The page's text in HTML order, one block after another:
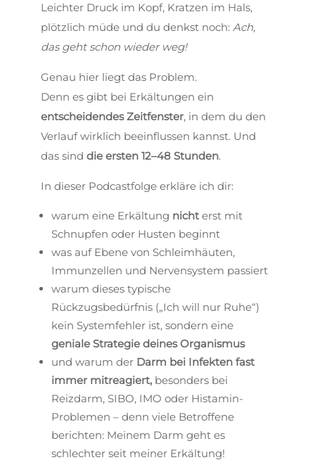
Leichter Druck im Kopf, Kratzen im Hals,
plötzlich müde und du denkst noch:Ach,
das geht schon wieder weg!
Genau hier liegt das Problem.
Denn es gibt bei Erkältungen ein
entscheidendes Zeitfenster, in dem du den
Verlauf wirklich beeinflussen kannst. Und
das sinddie ersten 12–48 Stunden.
In dieser Podcastfolge erkläre ich dir:
warum eine Erkältung nicht erst mit
Schnupfen oder Husten beginnt
was auf Ebene von Schleimhäuten,
Immunzellen und Nervensystem passiert
warum dieses typische
Rückzugsbedürfnis („Ich will nur Ruhe“)
kein Systemfehler ist, sondern eine
geniale Strategie deines Organismus
und warum der Darm bei Infekten fast
immer mitreagiert, besonders bei
Reizdarm, SIBO, IMO oder Histamin-
Problemen – denn viele Betroffene
berichten: Meinem Darm geht es
schlechter seit meiner Erkältung!